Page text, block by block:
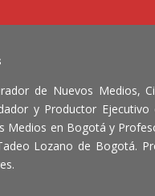
de Nuevos Medios,
y Productor
Medios en Bogotá y
Lozano de Bogotá.